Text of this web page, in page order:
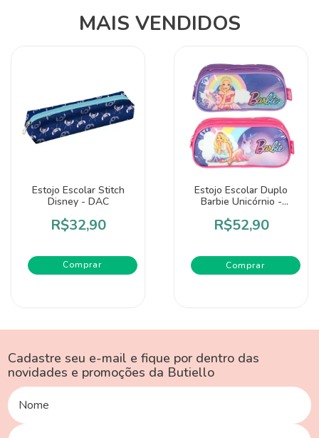
MAIS VENDIDOS
Estojo Escolar Stitch
Disney - DAC
R$32,90
Estojo Escolar Duplo
Barbie Unicórnio -
R$52,90
Comprar
Cadastre seu e-mail e fique por dentro das
novidades e promoções da Butiello